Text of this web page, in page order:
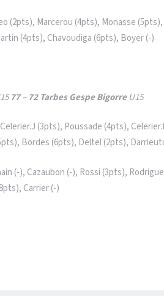
(2pts), Marcerou (4pts), Monasse
(4pts), Chavoudiga (6pts), Boyer (-)
77 – 72 Tarbes Gespe BigorreU15
Celerier.J (3pts), Poussade (4pts),
Bordes (6pts), Deltel (2pts),
(-), Cazaubon (-), Rossi (3pts),
Carrier (-)